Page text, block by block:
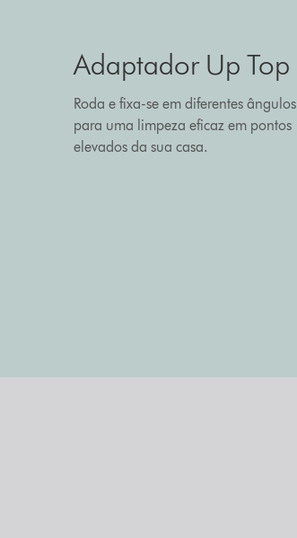
Adaptador Up Top
Roda e fixa-se em diferentes ângulos
para uma limpeza eficaz em pontos
elevados da sua casa.